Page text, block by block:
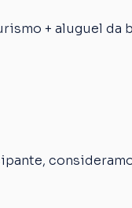
+ aluguel da